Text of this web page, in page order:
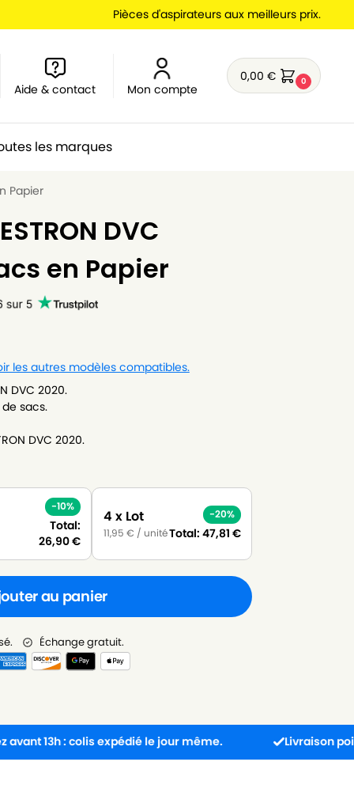
Pièces d'aspirateurs aux meilleurs prix.
Aide & contact Mon compte
0,00€ 0
les marques
Papier
DVC
en Papier
les autres modèles compatibles.
DVC 2020.
sacs.
DVC 2020.
-10%
Total:
26,90€
4 x Lot
11,95 € / unité
-20%
Total: 47,81 €
au panier
Échange gratuit.
: colis expédié le jour même. Livraison point relais